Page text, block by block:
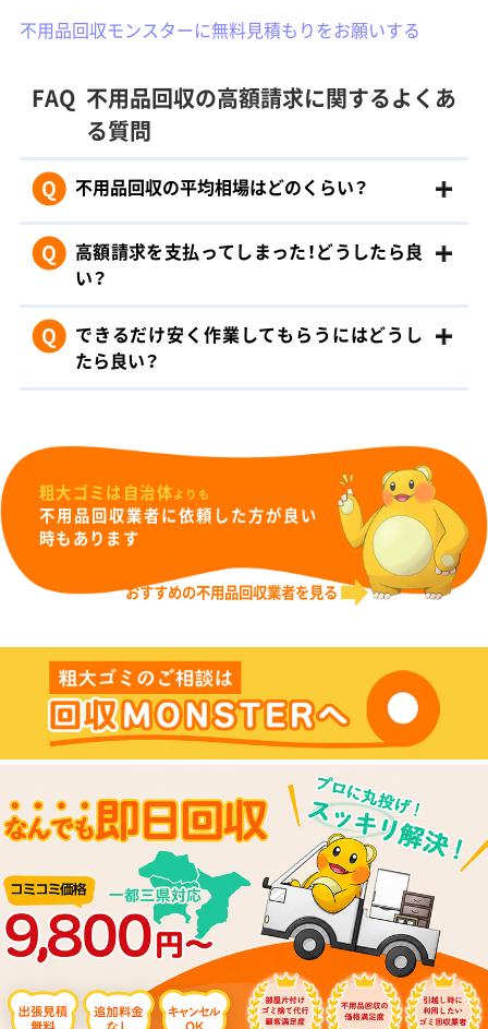
不用品回収モンスターに無料見積もりをお願いする
FAQ 不用品回収の高額請求に関するよくあ
る質問
Q 不用品回収の平均相場はどのくらい？
Q
高額請求を支払ってしまった！どうしたら良
い？
Q
できるだけ安く作業してもらうにはどうし
たら良い？
粗大ゴミは自治体よりも
不用品回収業者に依頼した方が良い
時もあります
おすすめの不用品回収業者を見る